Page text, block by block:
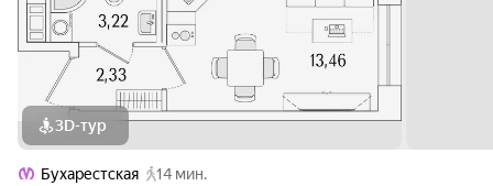
3D-тур
Бухарестская
14 мин.